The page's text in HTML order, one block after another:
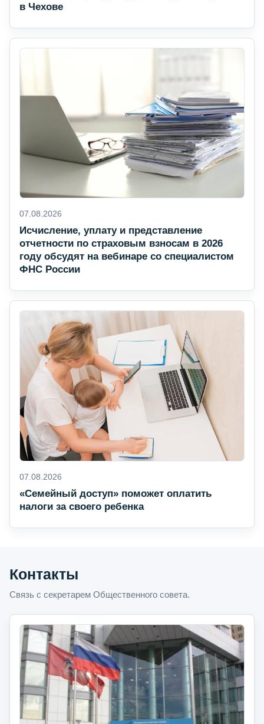
в Чехове
07.08.2026
Исчисление, уплату и представление
отчетности по страховым взносам в 2026
году обсудят на вебинаре со специалистом
ФНС России
07.08.2026
«Семейный доступ» поможет оплатить
налоги за своего ребенка
Контакты
Связь с секретарем Общественного совета.